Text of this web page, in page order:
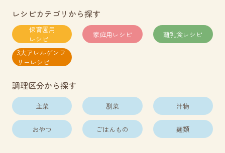
レシピカテゴリから探す
保育園用
レシピ
家庭用レシピ
離乳食レシピ
3大アレルゲンフ
リーレシピ
調理区分から探す
主菜 副菜 汁物
おやつ ごはんもの 麺類